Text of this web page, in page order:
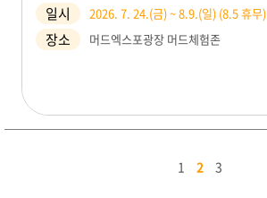
일시 2026. 7. 24.(금) ~ 8.9.(일) (8.5 휴무)
장소 머드엑스포광장 머드체험존
1 2 3